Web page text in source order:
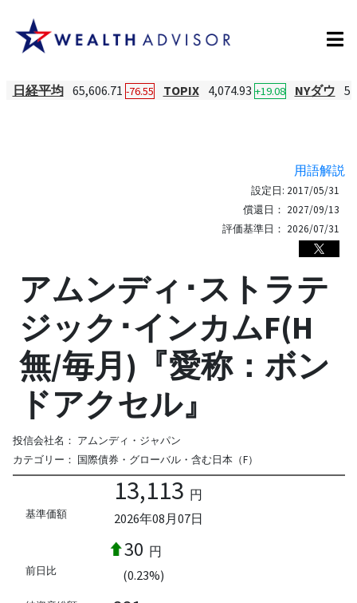
日経平均 65,606.71 -76.55 TOPIX 4,074.93 +19.08 NYダウ
用語解説
設定日: 2017/05/31
償還日： 2027/09/13
評価基準日： 2026/07/31
アムンディ･ストラテ
ジック･インカムF(H
無/毎月)『愛称：ボン
ドアクセル』
投信会社名： アムンディ・ジャパン
カテゴリー： 国際債券・グローバル・含む日本（F）
基準価額
13,113 円
2026年08月07日
前日比
30 円
(0.23%)